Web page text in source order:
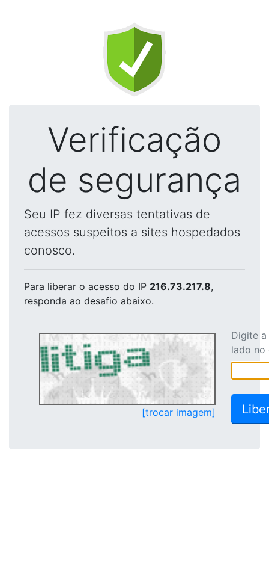
Verificação
de segurança
Seu IP fez diversas tentativas de
acessos suspeitos a sites hospedados
conosco.
Para liberar o acesso do IP 216.73.217.8,
responda ao desafio abaixo.
[trocar imagem]
Digite
lado no